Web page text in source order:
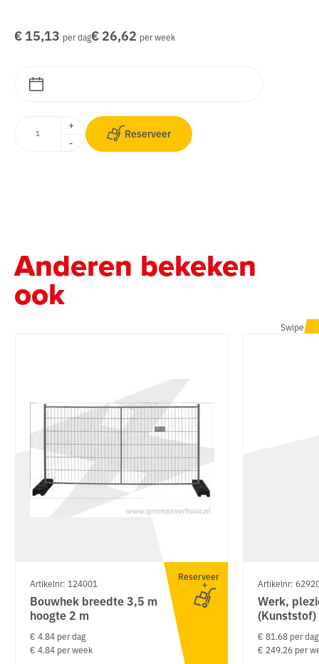
€ 15,13 per dag€ 26,62 per week
+
-
Reserveer
Anderen bekeken
ook
Swipe
Artikelnr: 124001
Bouwhek breedte 3,5 m
hoogte 2 m
€ 4.84 per dag
€ 4.84 per week
Reserveer
Artikelnr:
Werk,
(Kunststof)
€ 81.68 per dag
€ 249.26 per